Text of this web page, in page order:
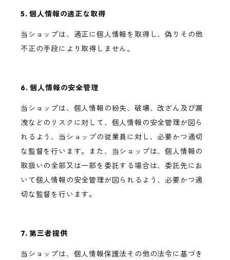
5. 個人情報の適正な取得
当ショップは、適正に個人情報を取得し、偽りその他
不正の手段により取得しません。
6. 個人情報の安全管理
当ショップは、個人情報の紛失、破壊、改ざん及び漏
洩などのリスクに対して、個人情報の安全管理が図ら
れるよう、当ショップの従業員に対し、必要かつ適切
な監督を行います。また、当ショップは、個人情報の
取扱いの全部又は一部を委託する場合は、委託先にお
いて個人情報の安全管理が図られるよう、必要かつ適
切な監督を行います。
7. 第三者提供
当ショップは、個人情報保護法その他の法令に基づき